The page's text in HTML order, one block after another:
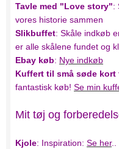
Tavle med "Love story":
vores historie sammen
Slikbuffet: Skåle indkøb
er alle skålene fundet og
Ebay køb: Nye indkøb
Kuffert til små søde
fantastisk køb! Se min
Mit tøj og
Kjole: Inspiration: Se her..